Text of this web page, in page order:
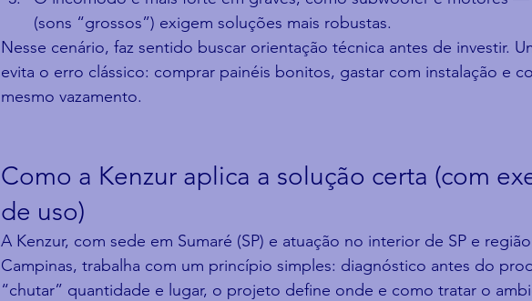
(sons “grossos”) exigem soluções mais robustas.
Nesse cenário, faz sentido buscar orientação técnica antes de investir.
evita o erro clássico: comprar painéis bonitos, gastar com instalação e
mesmo vazamento.
Como a Kenzur aplica a solução certa (com
de uso)
A Kenzur, com sede em Sumaré (SP) e atuação no interior de SP e
Campinas, trabalha com um princípio simples: diagnóstico antes do
“chutar” quantidade e lugar, o projeto define onde e como tratar o